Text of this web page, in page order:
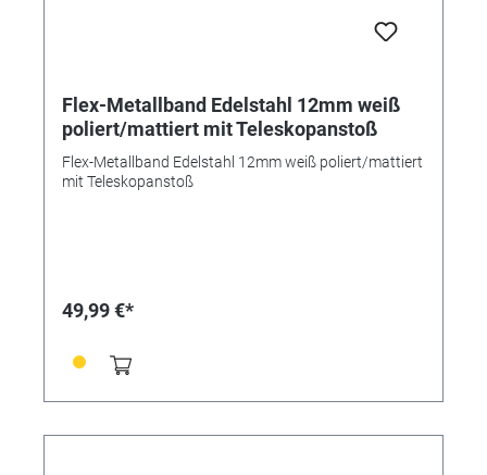
Flex-Metallband Edelstahl 12mm weiß
poliert/mattiert mit Teleskopanstoß
Flex-Metallband Edelstahl 12mm weiß poliert/mattiert
mit Teleskopanstoß
49,99 €*